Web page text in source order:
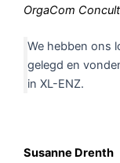
OrgaCom
We hebben ons
gelegd en
in XL-ENZ.
Susanne Drenth